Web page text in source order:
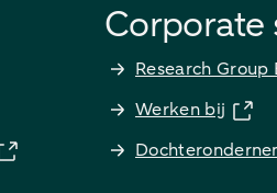
Corporate
Research Group
Werken bij